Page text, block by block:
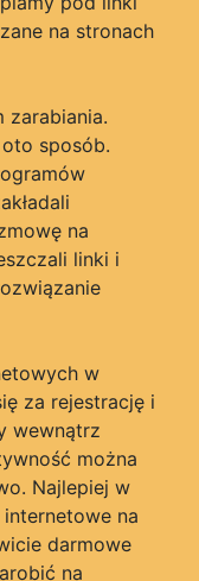
na stronach
zarabiania.
sposób.
na
linki i
w
za rejestrację i
wewnątrz
można
Najlepiej w
na
darmowe
na